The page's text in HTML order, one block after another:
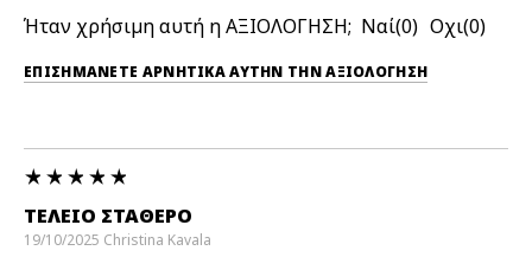
Ήταν χρήσιμη αυτή η ΑΞΙΟΛΟΓΗΣΗ; 0 0
ΕΠΙΣΗΜΆΝΕΤΕ ΑΡΝΗΤΙΚΆ ΑΥΤΉΝ ΤΗΝ ΑΞΙΟΛΟΓΗΣΗ
ΤΈΛΕΙΟ ΣΤΑΘΕΡΌ
19/10/2025 Christina Kavala